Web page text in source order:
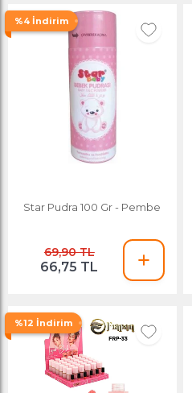
%4 İndirim
Star Pudra 100 Gr - Pembe
69,90 TL
66,75 TL
%12 İndirim